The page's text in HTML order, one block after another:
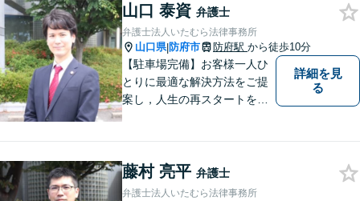
りの声を大切にし、適切な解
決方法をご提案いたします。
山口 泰資 弁護士
弁護士法人いたむら法律事務所
山口県|防府市 防府駅 から徒歩10分
【駐車場完備】お客様一人ひ
とりに最適な解決方法をご提
案し，人生の再スタートをお
無料】お気軽にご相談くださ
い。
詳細を見
る
藤村 亮平 弁護士
弁護士法人いたむら法律事務所